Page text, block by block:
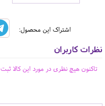
اشتراک این محصول:
نظرات کاربران
تاکنون هیچ نظری در مورد این کالا